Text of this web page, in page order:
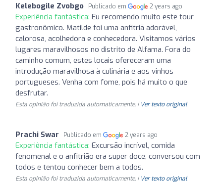
Kelebogile Zvobgo Publicado em 2 years ago
Experiência fantástica: Eu recomendo muito este tour
gastronômico. Matilde foi uma anfitriã adorável,
calorosa, acolhedora e conhecedora. Visitamos vários
lugares maravilhosos no distrito de Alfama. Fora do
caminho comum, estes locais ofereceram uma
introdução maravilhosa à culinária e aos vinhos
portugueses. Venha com fome, pois há muito o que
desfrutar.
Esta opinião foi traduzida automaticamente. | Ver texto original
Prachi Swar Publicado em 2 years ago
Experiência fantástica: Excursão incrível, comida
fenomenal e o anfitrião era super doce, conversou com
todos e tentou conhecer bem a todos.
Esta opinião foi traduzida automaticamente. | Ver texto original